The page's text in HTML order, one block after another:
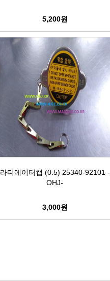
5,200원
라디에이터캡 (0.5) 25340-92101 -
OHJ-
3,000원